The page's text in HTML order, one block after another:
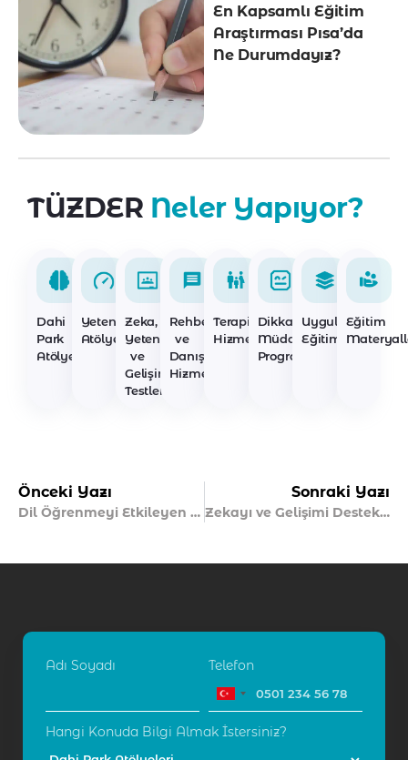
En Kapsamlı Eğitim
Araştırması Pısa’da
Ne Durumdayız?
TÜZDER Neler Yapıyor?
Dahi
Park
Atölyeleri
Yetenek
Atölyeleri
Zeka,
Yetenek
ve
Gelişim
Testleri
Rehberlik
ve
Danışmanlık
Hizmetleri
Terapi
Hizmetleri
Dikkat
Müdahale
Programları
Uygulayıcı
Eğitimleri
Eğitim
Önceki Yazı
Dil Öğrenmeyi Etkileyen Faktörler Nelerdir?
Sonraki Yazı
Zekayı ve Gelişimi Destekleyen Gıdalar
Adı Soyadı Telefon
Hangi Konuda Bilgi Almak İstersiniz?